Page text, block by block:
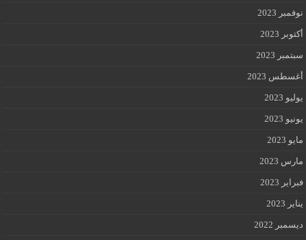
نوفمبر 2023
أكتوبر 2023
سبتمبر 2023
أغسطس 2023
يوليو 2023
يونيو 2023
مايو 2023
مارس 2023
فبراير 2023
يناير 2023
ديسمبر 2022